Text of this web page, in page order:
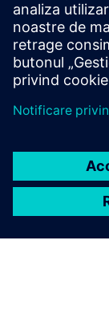
instalare USB
împotriva
Aflați mai